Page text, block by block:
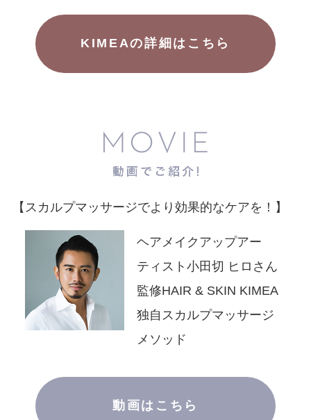
KIMEAの詳細はこちら
【スカルプマッサージでより効果的なケアを！】
ヘアメイクアップアー
ティスト小田切 ヒロさん
監修HAIR & SKIN KIMEA
独自 スカルプマッサージ
メソッド
動画はこちら